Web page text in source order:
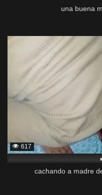
una buena
617
cachando a madre